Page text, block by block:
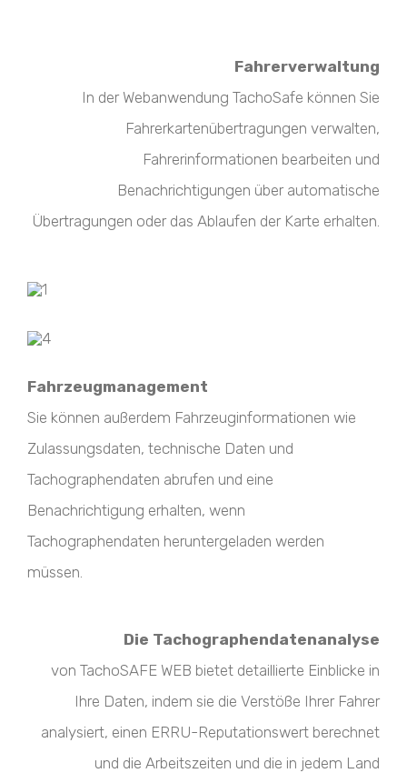
Fahrerverwaltung
In der Webanwendung TachoSafe können Sie
Fahrerkartenübertragungen verwalten,
Fahrerinformationen bearbeiten und
Benachrichtigungen über automatische
Übertragungen oder das Ablaufen der Karte erhalten.
Fahrzeugmanagement
Sie können außerdem Fahrzeuginformationen wie
Zulassungsdaten, technische Daten und
Tachographendaten abrufen und eine
Benachrichtigung erhalten, wenn
Tachographendaten heruntergeladen werden
müssen.
Die Tachographendatenanalyse
von TachoSAFE WEB bietet detaillierte Einblicke in
Ihre Daten, indem sie die Verstöße Ihrer Fahrer
analysiert, einen ERRU-Reputationswert berechnet
und die Arbeitszeiten und die in jedem Land